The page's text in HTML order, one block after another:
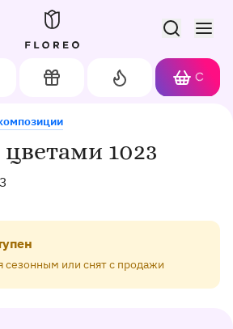
цветов в Орле
Подарки
Акции
Корзина
1023
сезонным или снят с продажи